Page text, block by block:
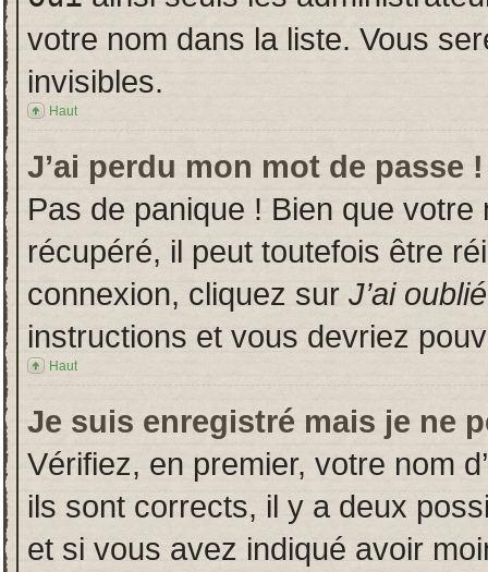
votre nom dans la liste. Vous
invisibles.
Haut
J’ai perdu mon mot de passe !
Pas de panique ! Bien que
récupéré, il peut toutefois être
connexion, cliquez sur J’ai
instructions et vous devriez
Haut
Je suis enregistré mais je ne
Vérifiez, en premier, votre nom
ils sont corrects, il y a deux
et si vous avez indiqué avoir